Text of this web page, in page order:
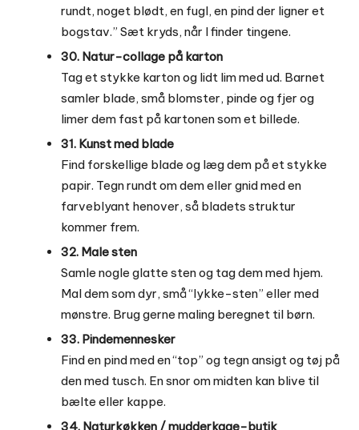
rundt, noget blødt, en fugl, en pind der ligner et
bogstav.” Sæt kryds, når I finder tingene.
30. Natur-collage på karton
Tag et stykke karton og lidt lim med ud. Barnet
samler blade, små blomster, pinde og fjer og
limer dem fast på kartonen som et billede.
31. Kunst med blade
Find forskellige blade og læg dem på et stykke
papir. Tegn rundt om dem eller gnid med en
farveblyant henover, så bladets struktur
kommer frem.
32. Male sten
Samle nogle glatte sten og tag dem med hjem.
Mal dem som dyr, små “lykke-sten” eller med
mønstre. Brug gerne maling beregnet til børn.
33. Pindemennesker
Find en pind med en “top” og tegn ansigt og tøj på
den med tusch. En snor om midten kan blive til
bælte eller kappe.
34. Naturkøkken / mudderkage-butik